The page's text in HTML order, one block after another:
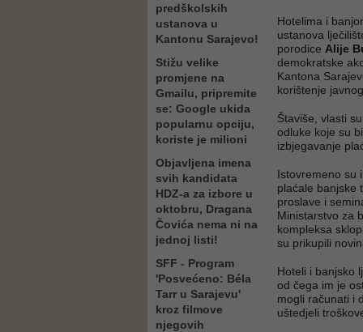
predškolskih
ustanova u
Kantonu Sarajevo!
Stižu velike
promjene na
Gmailu, pripremite
se: Google ukida
popularnu opciju,
koriste je milioni
Objavljena imena
svih kandidata
HDZ-a za izbore u
oktobru, Dragana
Čovića nema ni na
jednoj listi!
SFF - Program
'Posvećeno: Béla
Tarr u Sarajevu'
kroz filmove
njegovih
Hotelima i
ustanova
porodice Alije
demokratske
Kantona
korištenje
Štaviše, vlasti
odluke koje su
izbjegavanje
Istovremeno su
plaćale banjske
proslave i
Ministarstvo za
kompleksa
su prikupili
Hoteli i banjsko
od čega im je
mogli računati i
uštedjeli